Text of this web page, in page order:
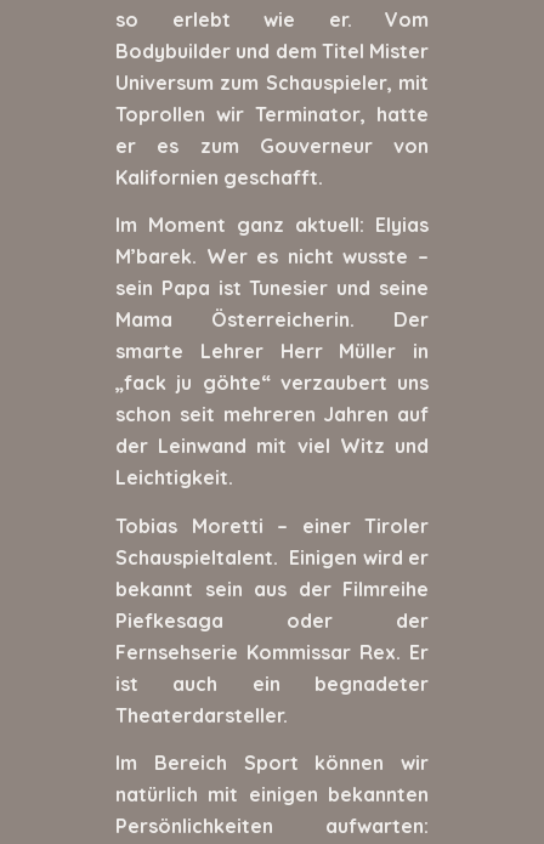
so erlebt wie er. Vom
Bodybuilder und dem Titel Mister
Universum zum Schauspieler, mit
Toprollen wir Terminator, hatte
er es zum Gouverneur von
Kalifornien geschafft.
Im Moment ganz aktuell: Elyias
M’barek. Wer es nicht wusste –
sein Papa ist Tunesier und seine
Mama Österreicherin. Der
smarte Lehrer Herr Müller in
„fack ju göhte“ verzaubert uns
schon seit mehreren Jahren auf
der Leinwand mit viel Witz und
Leichtigkeit.
Tobias Moretti – einer Tiroler
Schauspieltalent. Einigen wird er
bekannt sein aus der Filmreihe
Piefkesaga oder der
Fernsehserie Kommissar Rex. Er
ist auch ein begnadeter
Theaterdarsteller.
Im Bereich Sport können wir
natürlich mit einigen bekannten
Persönlichkeiten aufwarten: